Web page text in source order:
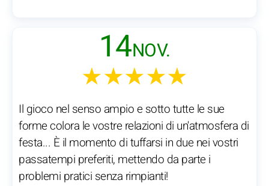
14NOV.
★★★★★
Il gioco nel senso ampio e sotto tutte le sue
forme colora le vostre relazioni di un'atmosfera di
festa... È il momento di tuffarsi in due nei vostri
passatempi preferiti, mettendo da parte i
problemi pratici senza rimpianti!